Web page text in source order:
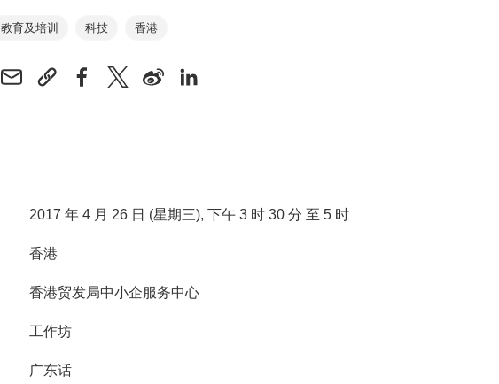
教育及培训 科技 香港
2017 年 4 月 26 日 (星期三), 下午 3 时 30 分 至 5 时
香港
香港贸发局中小企服务中心
工作坊
广东话